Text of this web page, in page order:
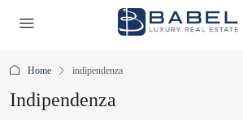
Home indipendenza
Indipendenza